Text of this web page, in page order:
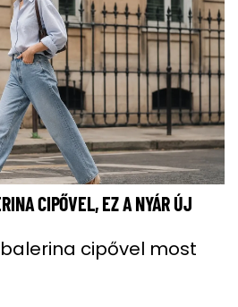
CIPŐVEL, EZ A NYÁR ÚJ
cipővel most